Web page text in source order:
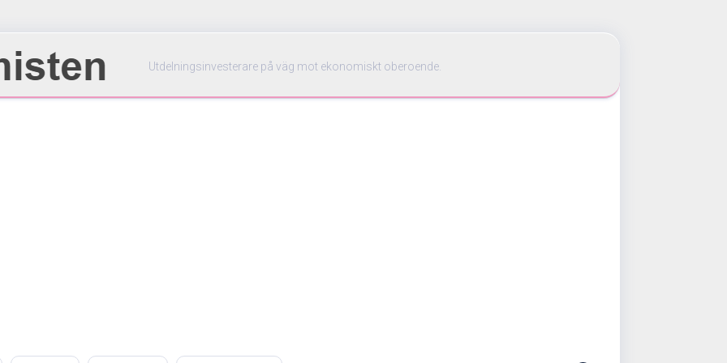
Utdelningsinvesterare på väg mot ekonomiskt oberoende.